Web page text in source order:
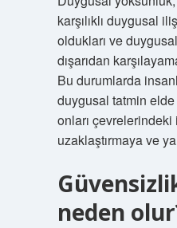
karşılıklı duygusal
oldukları ve
dışarıdan
Bu durumlarda
duygusal tatmin
onları
uzaklaştırmaya ve
neden